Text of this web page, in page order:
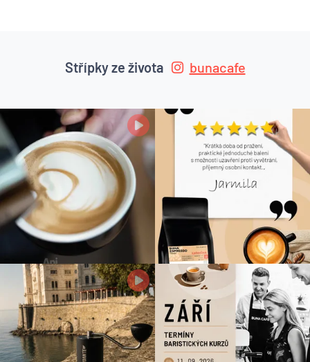
Střípky ze života bunacafe